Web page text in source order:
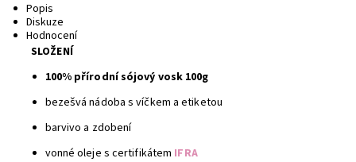
Popis
Diskuze
Hodnocení
SLOŽENÍ
100% přírodní sójový vosk 100g
bezešvá nádoba s víčkem a etiketou
barvivo a zdobení
vonné oleje s certifikátem IFRA